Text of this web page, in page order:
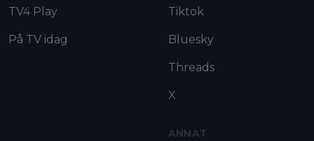
TV4 Play
På TV idag
Tiktok
Bluesky
Threads
X
ANNAT